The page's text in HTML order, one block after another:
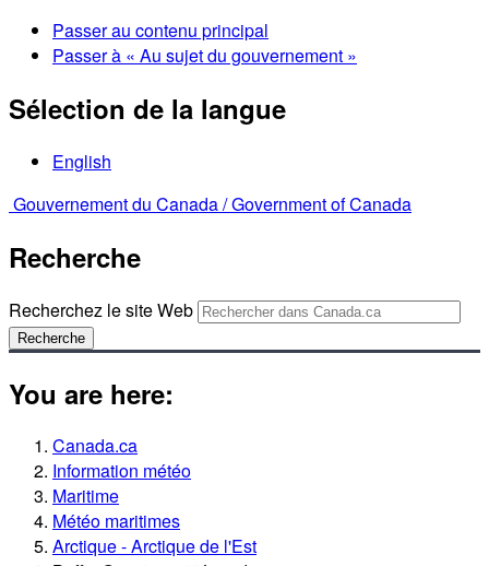
Passer au contenu principal
Passer à « Au sujet du gouvernement »
Sélection de la langue
English
Gouvernement du Canada /Government of Canada
Recherche
Recherchez le site Web
Recherche
You are here:
Canada.ca
Information météo
Maritime
Météo maritimes
Arctique - Arctique de l'Est